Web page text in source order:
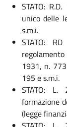
STATO:
unico delle
s.m.i.
STATO:
1931, n.
195 e s.m.i.
STATO:
formazione
(legge